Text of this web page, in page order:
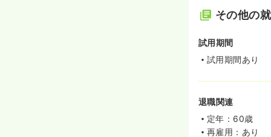
その他の
試用期間
試用期間あり
退職関連
定年：60歳
再雇用：あり